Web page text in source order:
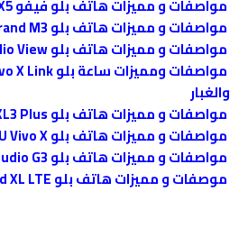
مواصفات و مميزات هاتف بلو فيفو BLU Vivo X5
مواصفات و مميزات هاتف بلو BLU Grand M3
مواصفات و مميزات هاتف بلو BLU Studio View
والغبار
مواصفات و مميزات هاتف بلو BLU Vivo XL3 Plus
مواصفات و مميزات هاتف بلو BLU Vivo X
مواصفات و مميزات هاتف بلو BLU Studio G3
موصفات و مميزات هاتف بلو BLU Grand XL LTE